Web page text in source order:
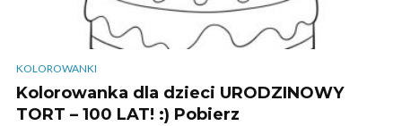
KOLOROWANKI
Kolorowanka dla dzieci URODZINOWY
TORT – 100 LAT! :) Pobierz